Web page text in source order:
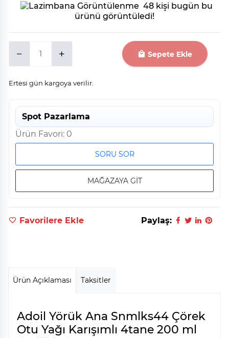
48 kişi bugün bu
ürünü görüntüledi!
Sepete Ekle
Ertesi gün kargoya verilir.
Spot Pazarlama
Ürün Favori: 0
SORU SOR
MAĞAZAYA GİT
Favorilere Ekle Paylaş:
Ürün Açıklaması Taksitler
Adoil Yörük Ana Snmlks44 Çörek
Otu Yağı Karışımlı 4tane 200 ml